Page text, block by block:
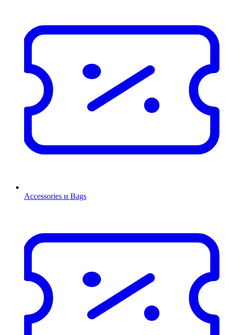
Accessories и Bags